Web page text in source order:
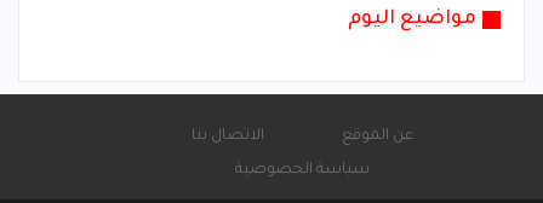
مواضيع اليوم
عن الموقع
الاتصال بنا
سياسة الخصوصية